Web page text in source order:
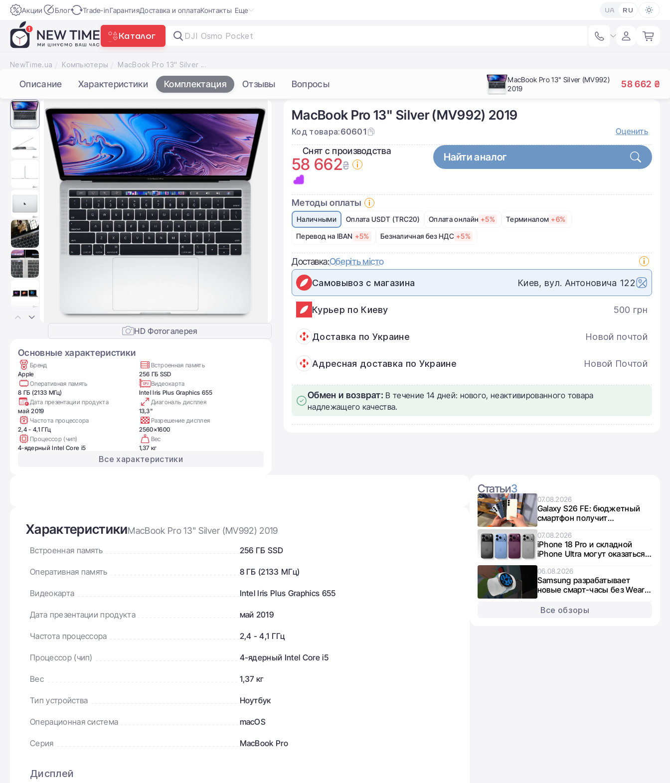
Акции Блог Trade-inГарантияДоставка и оплатаКонтакты Еще UA RU
Каталог DJI Osmo Pocket
NewTime.ua Компьютеры MacBook Pro 13" Silver (MV992) 2019
Описание Характеристики Комплектация Отзывы Вопросы
MacBook Pro 13" Silver (MV992)
2019
58 662 ₴
MacBook Pro 13" Silver (MV992) 2019
Код товара:60601 Оценить
Снят с производства
58 662₴
Найти аналог
Методы оплаты
Наличными Оплата USDT (TRC20) Оплата онлайн +5% Терминалом +6%
Перевод на IBAN +5% Безналичная без НДС +5%
Доставка:Оберіть місто
Самовывоз с магазина Киев, вул. Антоновича 122
Курьер по Киеву 500 грн
Доставка по Украине Новой почтой
Адресная доставка по Украине Новой Почтой
Обмен и возврат: В течение 14 дней: нового, неактивированного товара
надлежащего качества.
HD Фотогалерея
Основные характеристики
Бренд
Apple
Встроенная память
256 ГБ SSD
Оперативная память
8 ГБ (2133 МГц)
Видеокарта
Intel Iris Plus Graphics 655
Дата презентации продукта
май 2019
Диагональ дисплея
13,3"
Частота процессора
2,4 - 4,1 ГГц
Разрешение дисплея
2560×1600
Процессор (чип)
4-ядерный Intel Core i5
Вес
1,37 кг
Все характеристики
ХарактеристикиMacBook Pro 13" Silver (MV992) 2019
Встроенная память 256 ГБ SSD
Оперативная память 8 ГБ (2133 МГц)
Видеокарта Intel Iris Plus Graphics 655
Дата презентации продукта май 2019
Частота процессора 2,4 - 4,1 ГГц
Процессор (чип) 4-ядерный Intel Core i5
Вес 1,37 кг
Тип устройства Ноутбук
Операционная система macOS
Серия MacBook Pro
Дисплей
Статьи3
07.08.2026
Galaxy S26 FE: бюджетный
смартфон получит
интересный микс чипов от
Exynos и Snapdragon
07.08.2026
iPhone 18 Pro и складной
iPhone Ultra могут оказаться в
дефиците из-за нехватки
памяти
06.08.2026
Samsung разрабатывает
новые смарт-часы без Wear
OS: что известно о Galaxy
Aero
Все обзоры